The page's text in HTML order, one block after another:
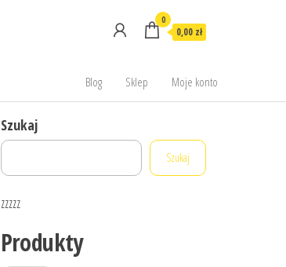
0
0,00 zł
Blog Sklep Moje konto
Szukaj
Szukaj
zzzzz
Produkty